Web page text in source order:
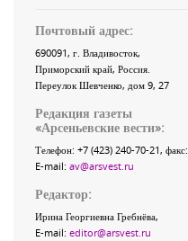
Почтовый адрес:
690091, г. Владивосток,
Приморский край, Россия
Переулок Шевченко, дом 9, 27
Редакция газеты
«Арсеньевские вести»:
Телефон: +7 (423) 240-70-21, факс:
E-mail: av@arsvest.ru
Редактор:
Ирина Георгиевна Гребнёва,
E-mail: editor@arsvest.ru